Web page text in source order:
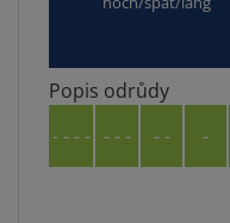
Popis odrůdy
- - - - - - - - - -